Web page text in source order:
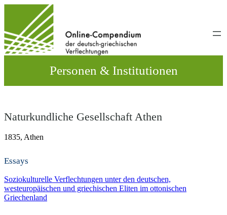
wechseln
Personen & Institutionen
Naturkundliche Gesellschaft Athen
1835, Athen
Essays
Soziokulturelle Verflechtungen unter den deutschen,
westeuropäischen und griechischen Eliten im ottonischen
Griechenland